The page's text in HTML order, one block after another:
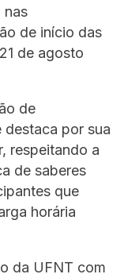
nas
de início das
de agosto
de
destaca por sua
respeitando a
de saberes
que
horária
da UFNT com